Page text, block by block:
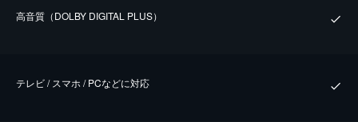
⾼⾳質（DOLBY DIGITAL PLUS）
テレビ / スマホ / PCなどに対応